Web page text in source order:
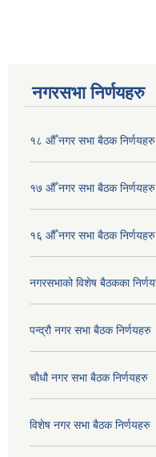
नगरसभा निर्णयहरु
१८ औँ नगर सभा बैठक निर्णयहरु
१७ औँ नगर सभा बैठक निर्णयहरु
१६ औँ नगर सभा बैठक निर्णयहरु
नगरसभाको विशेष बैठकका
पन्द्रौ नगर सभा बैठक निर्णयहरु
चौधौ नगर सभा बैठक निर्णयहरु
विशेष नगर सभा बैठक निर्णयहरु